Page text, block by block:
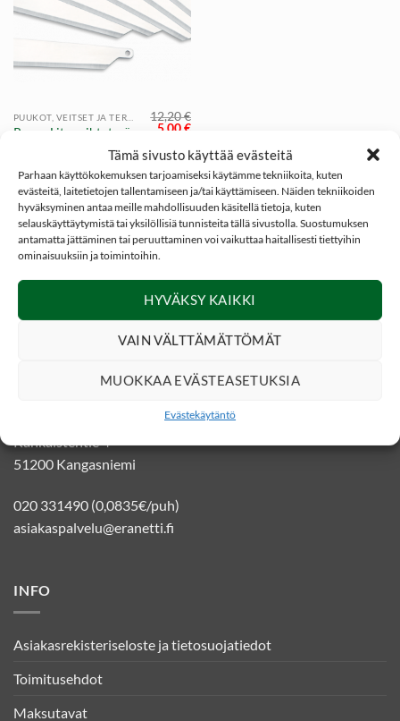
Tämä sivusto käyttää evästeitä
Parhaan käyttökokemuksen tarjoamiseksi käytämme tekniikoita, kuten
evästeitä, laitetietojen tallentamiseen ja/tai käyttämiseen. Näiden tekniikoiden
hyväksyminen antaa meille mahdollisuuden käsitellä tietoja, kuten
selauskäyttäytymistä tai yksilöllisiä tunnisteita tällä sivustolla. Suostumuksen
antamatta jättäminen tai peruuttaminen voi vaikuttaa haitallisesti tiettyihin
ominaisuuksiin ja toimintoihin.
HYVÄKSY KAIKKI
VAIN VÄLTTÄMÄTTÖMÄT
MUOKKAA EVÄSTEASETUKSIA
Evästekäytäntö
PUUKOT, VEITSET JA TEROITTIMET
Razor-Lite vaihtoterä,
12,20€
Alkuperäinen
oli:
12,20 €.
5,00€Nykyinen
on:
5,00 €.
SOSIAALINEN MEDIA
Kankaistentie 4
51200 Kangasniemi
020 331490 (0,0835€/puh)
asiakaspalvelu@eranetti.fi
INFO
Asiakasrekisteriseloste ja tietosuojatiedot
Toimitusehdot
Maksutavat